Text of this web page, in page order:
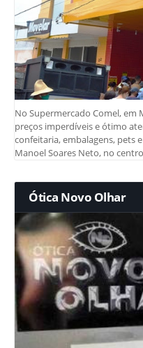
No Supermercado Comel, em
preços imperdíveis e ótimo
confeitaria, embalagens, pets
Manoel Soares Neto, no
Ótica Novo Olhar